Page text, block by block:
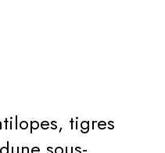
tigres